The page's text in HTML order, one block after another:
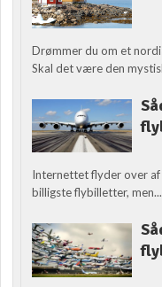
Drømmer du om et
Skal det være den
Internettet flyder over af
billigste flybilletter, men...